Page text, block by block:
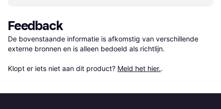
Feedback
De bovenstaande informatie is afkomstig van verschillende
externe bronnen en is alleen bedoeld als richtlijn.
Klopt er iets niet aan dit product? Meld het hier..